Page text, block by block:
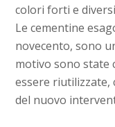
colori forti e
Le cementine
novecento, sono
motivo sono state
essere riutilizzate,
del nuovo